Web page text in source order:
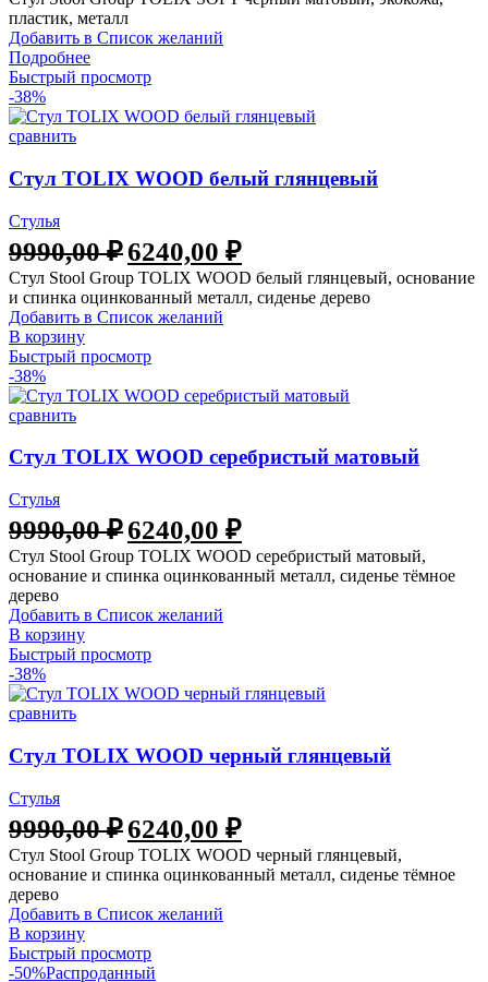
пластик, металл
Добавить в Список желаний
Подробнее
Быстрый просмотр
-38%
сравнить
Стул TOLIX WOOD белый глянцевый
Стулья
9990,00₽6240,00 ₽
Стул Stool Group TOLIX WOOD белый глянцевый, основание
и спинка оцинкованный металл, сиденье дерево
Добавить в Список желаний
В корзину
Быстрый просмотр
-38%
сравнить
Стул TOLIX WOOD серебристый матовый
Стулья
9990,00₽6240,00 ₽
Стул Stool Group TOLIX WOOD серебристый матовый,
основание и спинка оцинкованный металл, сиденье тёмное
дерево
Добавить в Список желаний
В корзину
Быстрый просмотр
-38%
сравнить
Стул TOLIX WOOD черный глянцевый
Стулья
9990,00₽6240,00 ₽
Стул Stool Group TOLIX WOOD черный глянцевый,
основание и спинка оцинкованный металл, сиденье тёмное
дерево
Добавить в Список желаний
В корзину
Быстрый просмотр
-50%Распроданный